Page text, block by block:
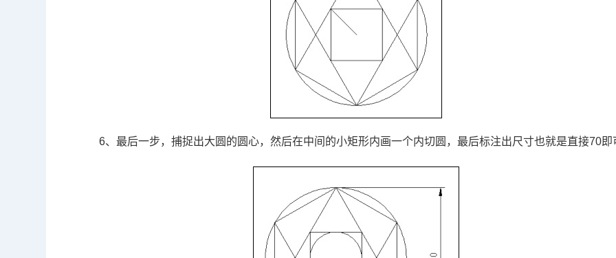
6、最后一步，捕捉出大圆的圆心，然后在中间的小矩形内画一个内切圆，最后标注出尺寸也就是直接70即